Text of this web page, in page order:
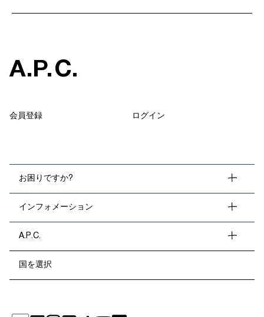
A.P.C.
会員登録 ログイン
お困りですか?
インフォメーション
A.P.C.
国を選択